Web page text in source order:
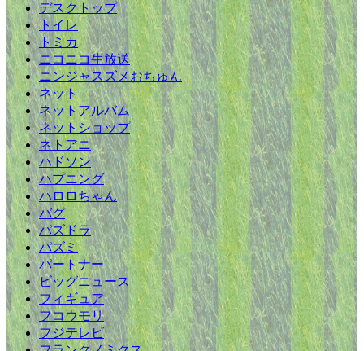
デスクトップ
トイレ
トミカ
ニコニコ生放送
ニンジャスズメおちゅん
ネット
ネットアルバム
ネットショップ
ネトアニ
ハドソン
ハプニング
ハロロちゃん
バグ
パズドラ
パズミ
パートナー
ビッグニュース
フィギュア
フコウモリ
フジテレビ